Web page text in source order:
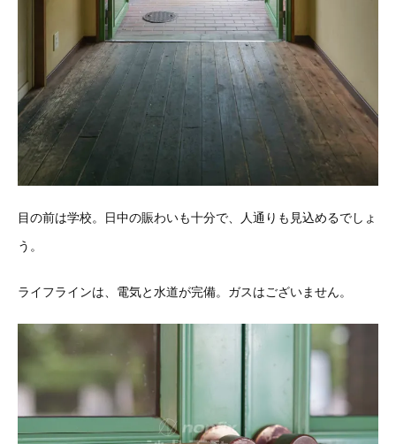
目の前は学校。日中の賑わいも十分で、人通りも見込めるでしょ
う。
ライフラインは、電気と水道が完備。ガスはございません。